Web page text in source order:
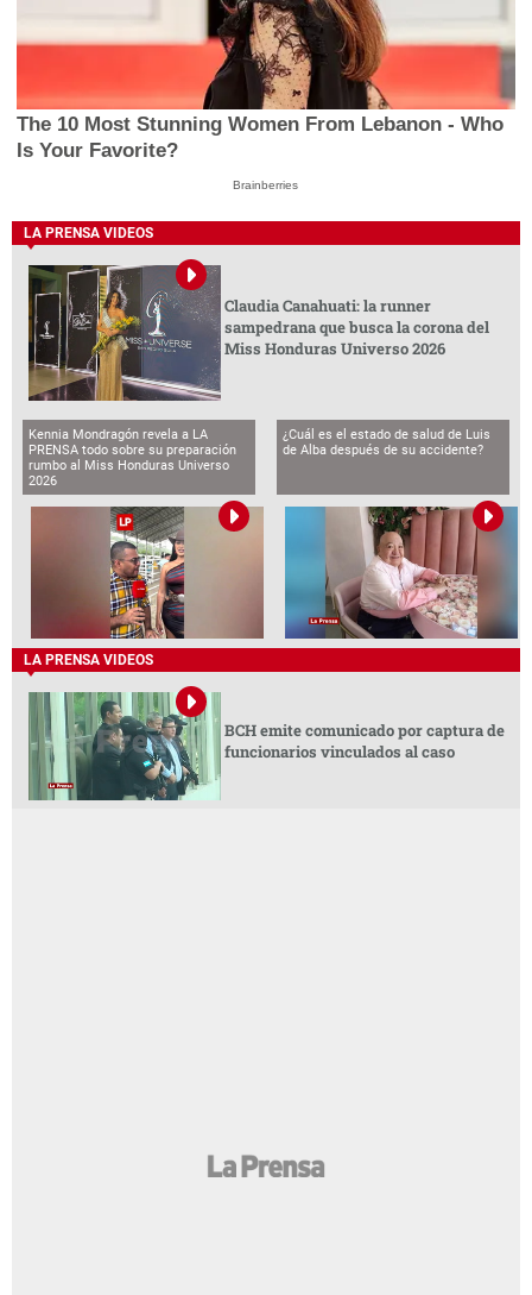
The 10 Most Stunning Women From Lebanon - Who
Is Your Favorite?
Brainberries
LA PRENSA VIDEOS
Claudia Canahuati: la runner
sampedrana que busca la corona del
Miss Honduras Universo 2026
Kennia Mondragón revela a LA
PRENSA todo sobre su preparación
rumbo al Miss Honduras Universo
2026
¿Cuál es el estado de salud de Luis
de Alba después de su accidente?
LA PRENSA VIDEOS
BCH emite comunicado por captura de
funcionarios vinculados al caso